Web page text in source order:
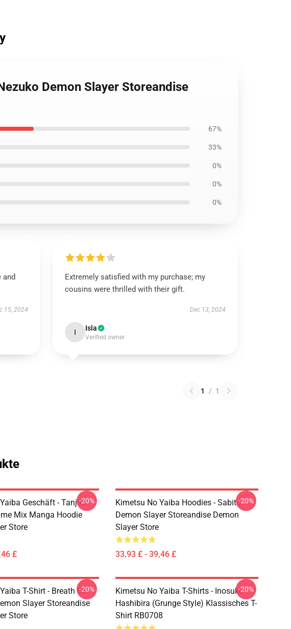
Demon Slayer Storeandise
67%
33%
0%
0%
0%
15, 2024
Extremely satisfied with my purchase; my
cousins were thrilled with their gift.
Dec 13, 2024
I Isla
Verified owner
1 / 1
Geschäft - Tanjiro
Mix Manga Hoodie
Store
£
-20%
Kimetsu No Yaiba Hoodies - Sabito
Demon Slayer Storeandise Demon
Slayer Store
33,93 £ - 39,46 £
-20%
T-Shirt - Breath Of
Slayer Storeandise
Store
-20%
Kimetsu No Yaiba T-Shirts - Inosuke
Hashibira (Grunge Style) Klassisches T-
Shirt RB0708
-20%